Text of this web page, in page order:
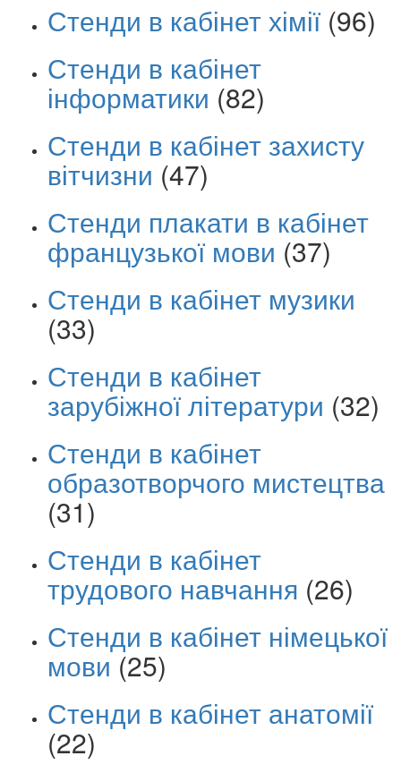
Стенди в кабінет хімії (96)
Стенди в кабінет
інформатики (82)
Стенди в кабінет захисту
вітчизни (47)
Стенди плакати в кабінет
французької мови (37)
Стенди в кабінет музики
(33)
Стенди в кабінет
зарубіжної літератури (32)
Стенди в кабінет
образотворчого мистецтва
(31)
Стенди в кабінет
трудового навчання (26)
Стенди в кабінет німецької
мови (25)
Стенди в кабінет анатомії
(22)